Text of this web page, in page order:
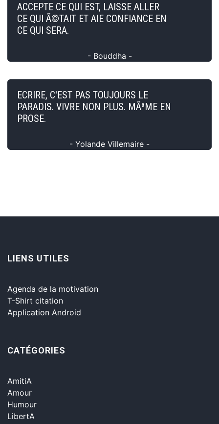
ACCEPTE CE QUI EST, LAISSE ALLER
CE QUI Ã©TAIT ET AIE CONFIANCE EN
CE QUI SERA.
- Bouddha -
ECRIRE, C'EST PAS TOUJOURS LE
PARADIS. VIVRE NON PLUS. MÃªME EN
PROSE.
- Yolande Villemaire -
LIENS UTILES
Agenda de la motivation
T-Shirt citation
Application Android
CATÉGORIES
AmitiA
Amour
Humour
LibertA